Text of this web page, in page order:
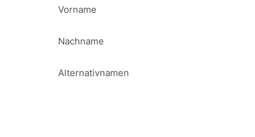
Vorname
Nachname
Alternativnamen